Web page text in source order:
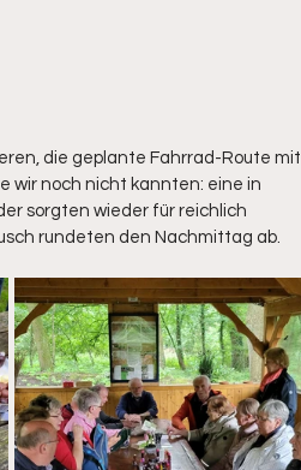
die geplante Fahrrad-Route mit
wir noch nicht kannten: eine in
sorgten wieder für reichlich
rundeten den Nachmittag ab.